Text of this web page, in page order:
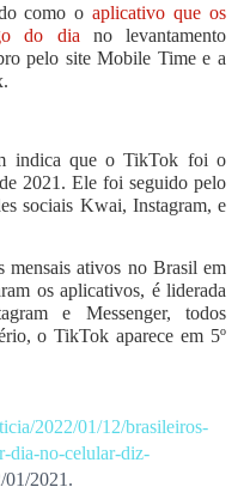
como oaplicativo que os
do dia no levantamento
pelo site Mobile Time e a
indica queo TikTok foi o
2021 . Ele foi seguido pelo
sociais Kwai, Instagram, e
mensais ativos no Brasil em
os aplicativos, é liderada
e Messenger, todos
o TikTok aparece em 5º
2022/01/12/brasileiros-
dia-no-celular-diz-
01/2021.